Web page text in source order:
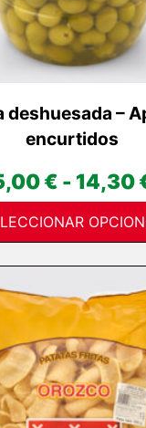
deshuesada –
encurtidos
€ - 14,30
la
página
de
producto